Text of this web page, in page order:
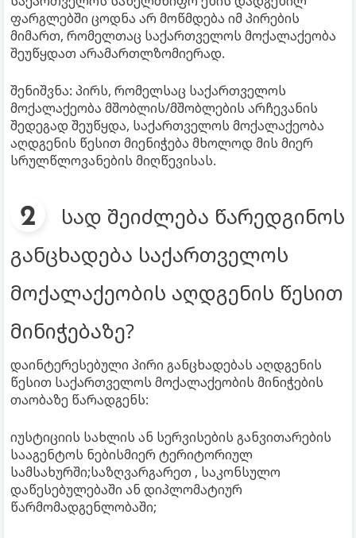
ფარგლებში ცოდნა არ მოწმდება იმ პირების
მიმართ, რომელთაც საქართველოს მოქალაქეობა
შეუწყდათ არამართლზომიერად.
შენიშვნა: პირს, რომელსაც საქართველოს
მოქალაქეობა მშობლის/მშობლების არჩევანის
შედეგად შეუწყდა, საქართველოს მოქალაქეობა
აღდგენის წესით მიენიჭება მხოლოდ მის მიერ
სრულწლოვანების მიღწევისას.
სად შეიძლება წარედგინოს
განცხადება საქართველოს
მოქალაქეობის აღდგენის წესით
მინიჭებაზე?
დაინტერესებული პირი განცხადებას აღდგენის
წესით საქართველოს მოქალაქეობის მინიჭების
თაობაზე წარადგენს:
იუსტიციის სახლის ან სერვისების განვითარების
სააგენტოს ნებისმიერ ტერიტორიულ
სამსახურში;საზღვარგარეთ , საკონსულო
დაწესებულებაში ან დიპლომატიურ
წარმომადგენლობაში;